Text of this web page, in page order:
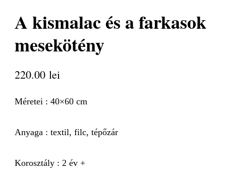
A kismalac és a farkasok
mesekötény
220.00 lei
Méretei : 40×60 cm
Anyaga : textil, filc, tépőzár
Korosztály : 2 év +